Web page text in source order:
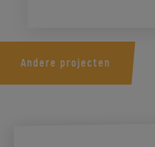
Andere projecten